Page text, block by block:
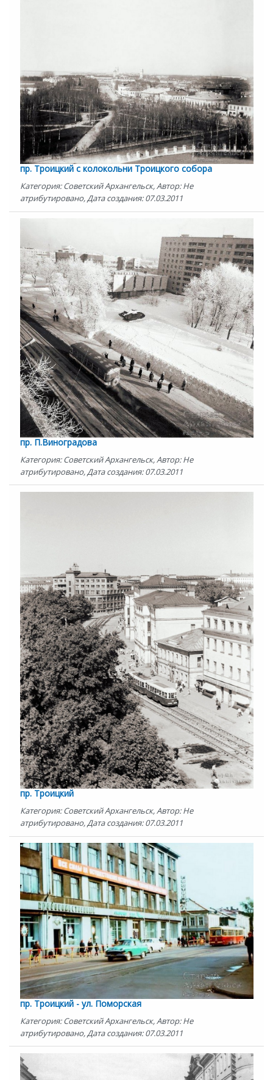
пр. Троицкий с колокольни Троицкого собора
Категория: Советский Архангельск, Автор: Не
атрибутировано, Дата создания: 07.03.2011
пр. П.Виноградова
Категория: Советский Архангельск, Автор: Не
атрибутировано, Дата создания: 07.03.2011
пр. Троицкий
Категория: Советский Архангельск, Автор: Не
атрибутировано, Дата создания: 07.03.2011
пр. Троицкий - ул. Поморская
Категория: Советский Архангельск, Автор: Не
атрибутировано, Дата создания: 07.03.2011